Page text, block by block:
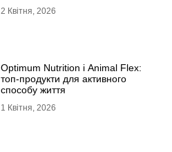
2 Квітня, 2026
Optimum Nutrition і Animal Flex:
топ-продукти для активного
способу життя
1 Квітня, 2026